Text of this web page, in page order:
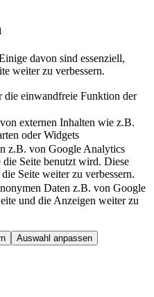
davon sind essenziell,
weiter zu verbessern.
die einwandfreie Funktion der
externen Inhalten wie z.B.
oder Widgets
z.B. von Google Analytics
Seite benutzt wird. Diese
Seite weiter zu verbessern.
Daten z.B. von Google
und die Anzeigen weiter zu
Auswahl anpassen